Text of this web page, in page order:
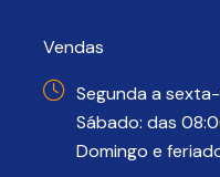
Vendas
Segunda a
Sábado: das
Domingo e